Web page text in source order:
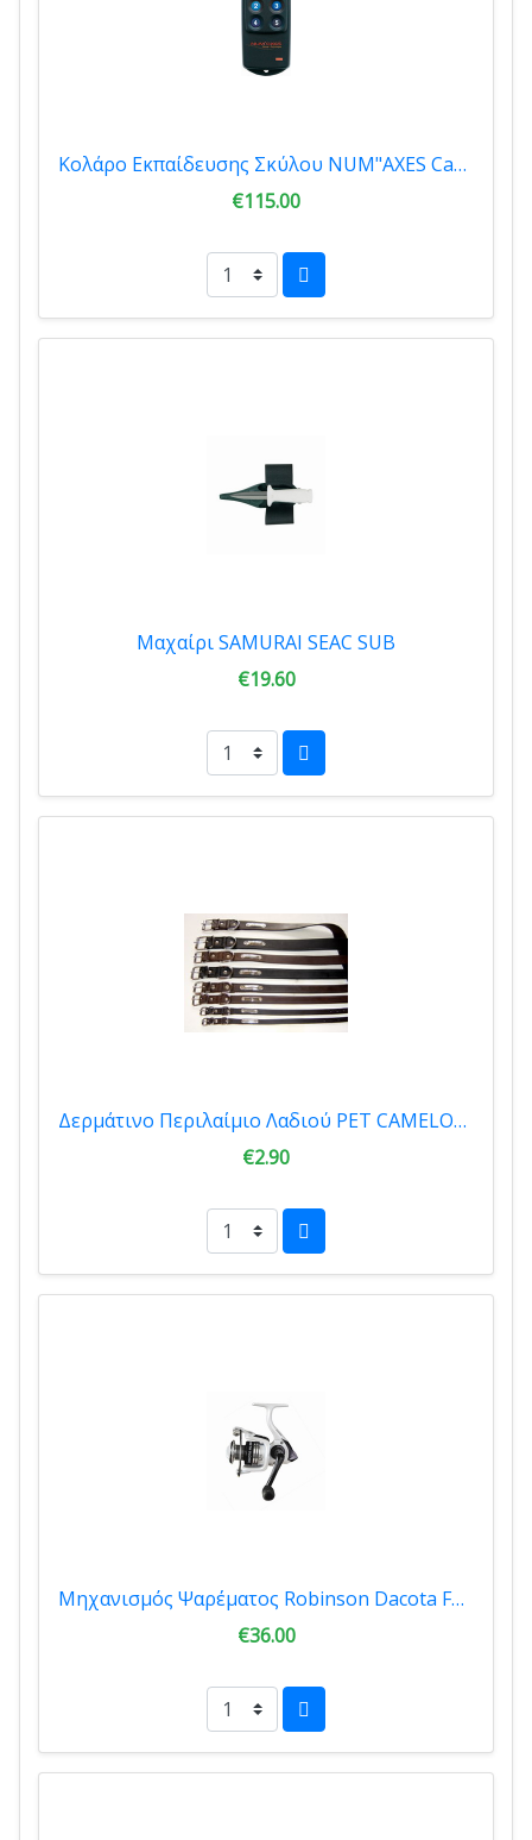
Κολάρο Εκπαίδευσης Σκύλου NUM"AXES Canicom 200 First
€115.00
Μαχαίρι SAMURAI SEAC SUB
€19.60
Δερμάτινο Περιλαίμιο Λαδιού PET CAMELOT 15mmx40cm (4421)
€2.90
Μηχανισμός Ψαρέματος Robinson Dacota FD306 01.30106
€36.00